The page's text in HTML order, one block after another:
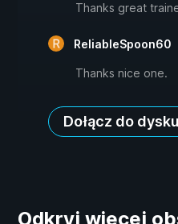
Thanks great
ReliableSpoon60
Thanks nice one.
Dołącz do
Odkryj więcej